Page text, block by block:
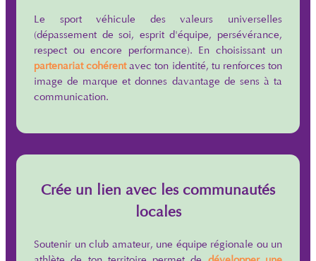
Le sport véhicule des valeurs universelles
(dépassement de soi, esprit d'équipe, persévérance,
respect ou encore performance). En choisissant un
partenariat cohérentavec ton identité, tu renforces ton
image de marque et donnes davantage de sens à ta
communication.
Crée un lien avec les communautés
locales
Soutenir un club amateur, une équipe régionale ou un